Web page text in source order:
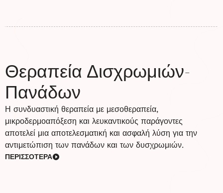
Θεραπεία Δισχρωμιών-
Πανάδων
Η συνδυαστική θεραπεία με μεσοθεραπεία,
μικροδερμοαπόξεση και λευκαντικούς παράγοντες
αποτελεί μια αποτελεσματική και ασφαλή λύση για την
αντιμετώπιση των πανάδων και των δυσχρωμιών.
ΠΕΡΙΣΣΟΤΕΡΑ